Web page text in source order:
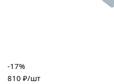
-17%
810 ₽/шт